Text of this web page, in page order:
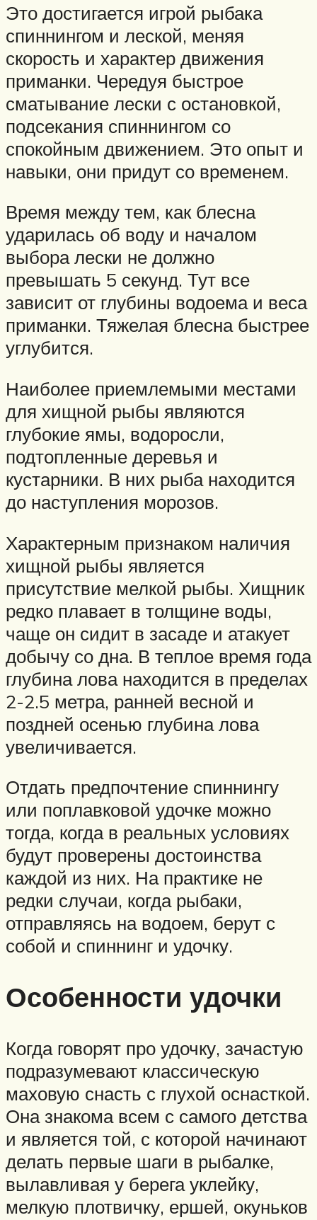
Это достигается игрой рыбака
спиннингом и леской, меняя
скорость и характер движения
приманки. Чередуя быстрое
сматывание лески с остановкой,
подсекания спиннингом со
спокойным движением. Это опыт и
навыки, они придут со временем.
Время между тем, как блесна
ударилась об воду и началом
выбора лески не должно
превышать 5 секунд. Тут все
зависит от глубины водоема и веса
приманки. Тяжелая блесна быстрее
углубится.
Наиболее приемлемыми местами
для хищной рыбы являются
глубокие ямы, водоросли,
подтопленные деревья и
кустарники. В них рыба находится
до наступления морозов.
Характерным признаком наличия
хищной рыбы является
присутствие мелкой рыбы. Хищник
редко плавает в толщине воды,
чаще он сидит в засаде и атакует
добычу со дна. В теплое время года
глубина лова находится в пределах
2-2.5 метра, ранней весной и
поздней осенью глубина лова
увеличивается.
Отдать предпочтение спиннингу
или поплавковой удочке можно
тогда, когда в реальных условиях
будут проверены достоинства
каждой из них. На практике не
редки случаи, когда рыбаки,
отправляясь на водоем, берут с
собой и спиннинг и удочку.
Особенности удочки
Когда говорят про удочку, зачастую
подразумевают классическую
маховую снасть с глухой оснасткой.
Она знакома всем с самого детства
и является той, с которой начинают
делать первые шаги в рыбалке,
вылавливая у берега уклейку,
мелкую плотвичку, ершей, окуньков